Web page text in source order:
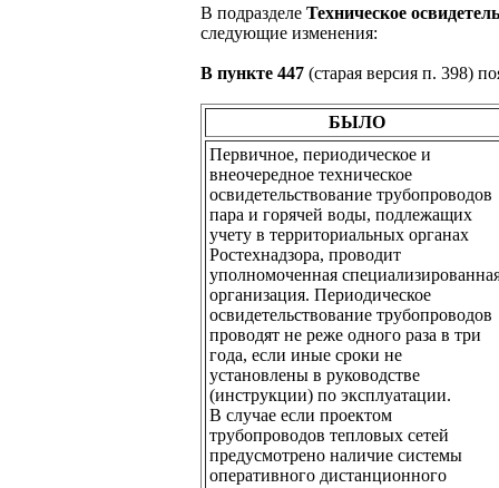
В подразделе Техническое
следующие изменения:
В пункте 447 (старая версия п. 398)
БЫЛО
Первичное, периодическое и
внеочередное техническое
освидетельствование трубопроводов
пара и горячей воды, подлежащих
учету в территориальных органах
Ростехнадзора, проводит
уполномоченная
организация. Периодическое
освидетельствование трубопроводов
проводят не реже одного раза в три
года, если иные сроки не
установлены в руководстве
(инструкции) по эксплуатации.
В случае если проектом
трубопроводов тепловых сетей
предусмотрено наличие системы
оперативного дистанционного